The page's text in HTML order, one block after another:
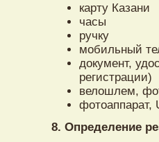
карту Казани
часы
ручку
мобильный
документ,
регистрации)
велошлем,
фотоаппарат,
8. Определение